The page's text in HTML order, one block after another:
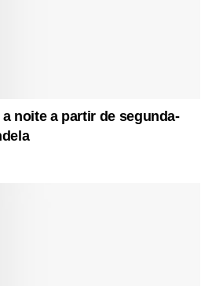
noite a partir de segunda-